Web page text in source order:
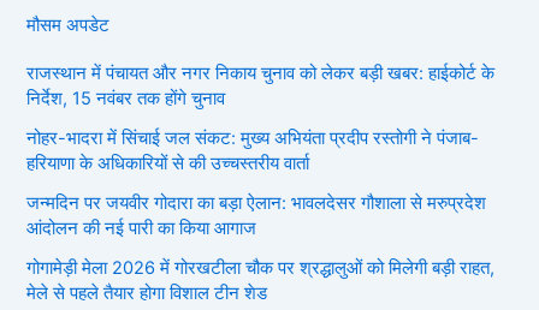
मौसम अपडेट
राजस्थान में पंचायत और नगर निकाय चुनाव को लेकर बड़ी खबर: हाईकोर्ट के
निर्देश, 15 नवंबर तक होंगे चुनाव
नोहर-भादरा में सिंचाई जल संकट: मुख्य अभियंता प्रदीप रस्तोगी ने पंजाब-
हरियाणा के अधिकारियों से की उच्चस्तरीय वार्ता
जन्मदिन पर जयवीर गोदारा का बड़ा ऐलान: भावलदेसर गौशाला से मरुप्रदेश
आंदोलन की नई पारी का किया आगाज
गोगामेड़ी मेला 2026 में गोरखटीला चौक पर श्रद्धालुओं को मिलेगी बड़ी राहत,
मेले से पहले तैयार होगा विशाल टीन शेड